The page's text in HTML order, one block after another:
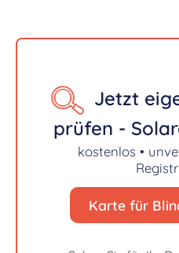
Jetzt
prüfen -
kostenlos •
Karte für